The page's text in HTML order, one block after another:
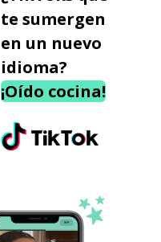
te sumergen
en un nuevo
idioma?
¡Oído cocina!